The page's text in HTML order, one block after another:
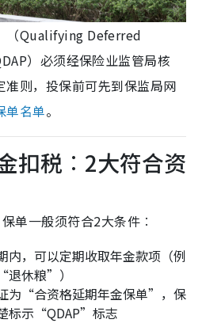
（Qualifying Deferred
）必须经保险业监管局核
则，投保前可先到保监局网
单名单。
扣税︰2大符合资
单一般须符合2大条件︰
内，可以定期收取年金款项（例
退休粮”）
为“合资格延期年金保单”，保
标示“QDAP”标志